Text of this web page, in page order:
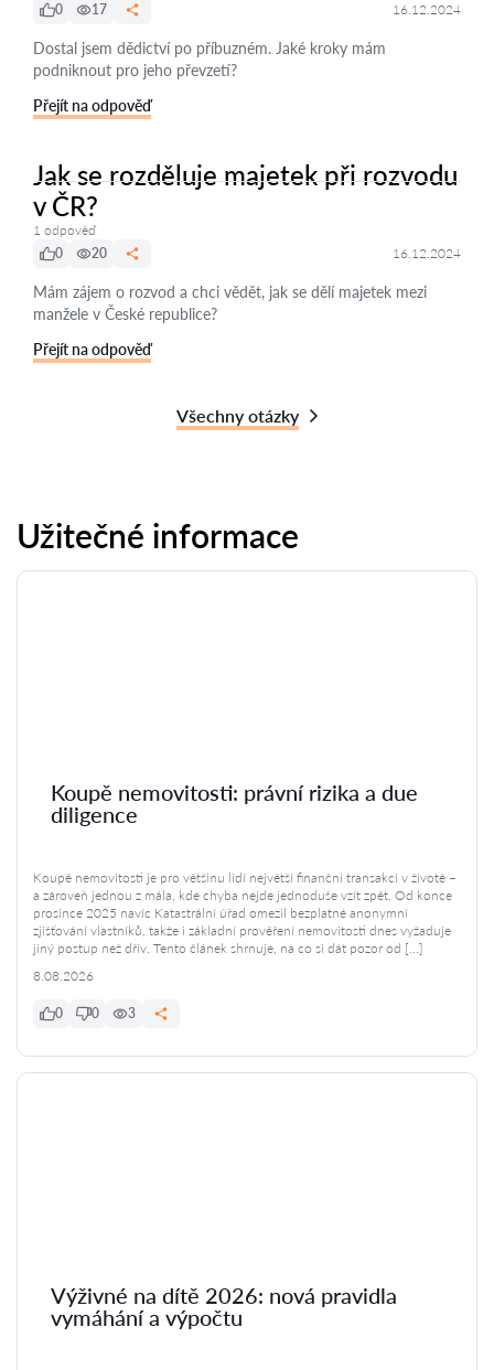
0
17 16.12.2024
Dostal jsem dědictví po příbuzném. Jaké kroky mám
podniknout pro jeho převzetí?
Přejít na odpověď
Jak se rozděluje majetek při rozvodu
v ČR?
1 odpověď
0
20 16.12.2024
Mám zájem o rozvod a chci vědět, jak se dělí majetek mezi
manžele v České republice?
Přejít na odpověď
Všechny otázky
Užitečné informace
Koupě nemovitosti: právní rizika a due
diligence
Koupě nemovitosti je pro většinu lidí největší finanční transakcí v životě –
a zároveň jednou z mála, kde chyba nejde jednoduše vzít zpět. Od konce
prosince 2025 navíc Katastrální úřad omezil bezplatné anonymní
zjišťování vlastníků, takže i základní prověření nemovitosti dnes vyžaduje
jiný postup než dřív. Tento článek shrnuje, na co si dát pozor od […]
8.08.2026
0 0 3
Výživné na dítě 2026: nová pravidla
vymáhání a výpočtu